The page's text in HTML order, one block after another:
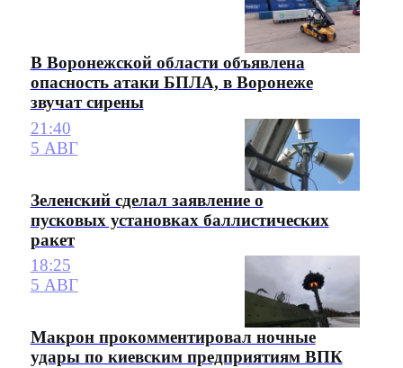
В Воронежской области объявлена
опасность атаки БПЛА, в Воронеже
звучат сирены
21:40
5 АВГ
Зеленский сделал заявление о
пусковых установках баллистических
ракет
18:25
5 АВГ
Макрон прокомментировал ночные
удары по киевским предприятиям ВПК